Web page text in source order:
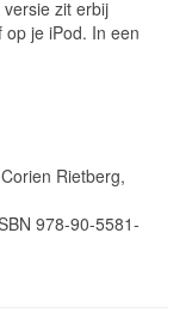
zit erbij
je iPod. In een
Rietberg,
978-90-5581-